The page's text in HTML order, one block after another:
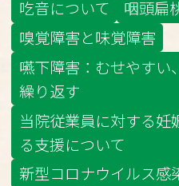
吃音について
咽頭扁
嗅覚障害と味覚障害
嚥下障害：むせやすい
繰り返す
当院従業員に対する
る支援について
新型コロナウイルス感